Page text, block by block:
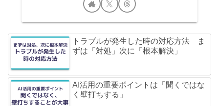
トラブルが発生した時の対応方法 ま
ずは「対処」次に「根本解決」
AI活用の重要ポイントは「聞くではな
く壁打ちする」